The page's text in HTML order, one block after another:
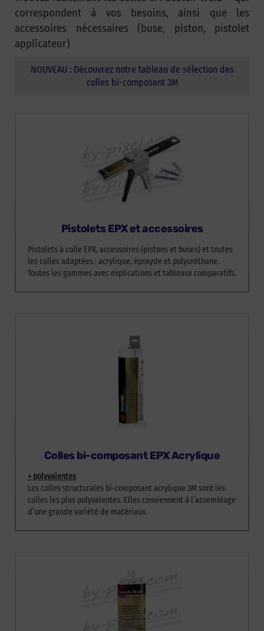
correspondent à vos besoins, ainsi que les
accessoires nécessaires (buse, piston, pistolet
applicateur)
NOUVEAU : Découvrez notre tableau de sélection des
colles bi-composant 3M
Pistolets EPX et accessoires
Pistolets à colle EPX, accessoires (pistons et buses) et toutes
les colles adaptées : acrylique, époxyde et polyuréthane.
Toutes les gammes avec explications et tableaux comparatifs.
Colles bi-composant EPX Acrylique
+ polyvalentes
Les colles structurales bi-composant acrylique 3M sont les
colles les plus polyvalentes. Elles conviennent à l’assemblage
d’une grande variété de matériaux.